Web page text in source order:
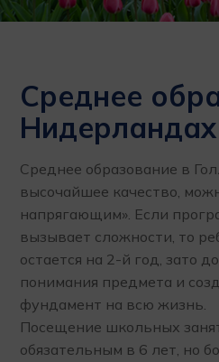
Среднее
Нидерландах
Среднее образование в
высочайшее качество,
напрягающим». Если
вызывает сложности, то
остается на 2-й год, зато
понимания предмета и
фундамент на всю жизнь.
Посещение школьных
обязательным в 6 лет, но